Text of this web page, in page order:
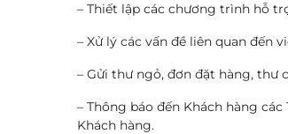
– Thiết lập các chương trình hỗ
– Xử lý các vấn đề liên quan đến
– Gửi thư ngỏ, đơn đặt hàng, thư
– Thông báo đến Khách hàng
Khách hàng.